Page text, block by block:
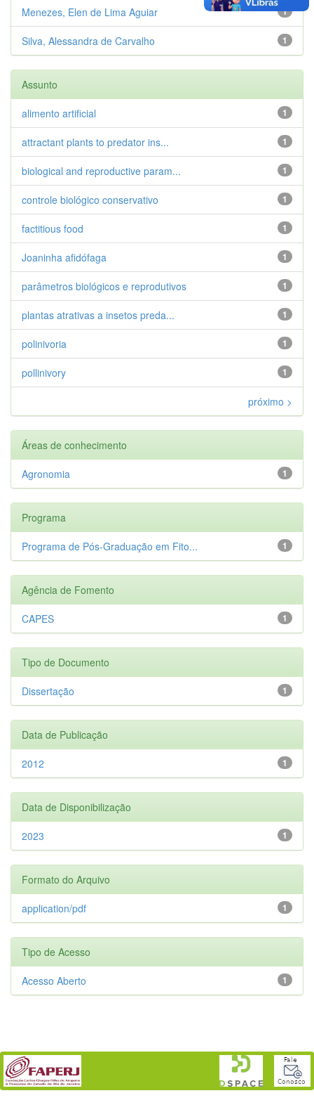
1
Menezes, Elen de Lima Aguiar
1
Silva, Alessandra de Carvalho
Assunto
1
alimento artificial
1
attractant plants to predator ins...
1
biological and reproductive param...
1
controle biológico conservativo
1
factitious food
1
Joaninha afidófaga
1
parâmetros biológicos e reprodutivos
1
plantas atrativas a insetos preda...
1
polinivoria
1
pollinivory
próximo >
Áreas de conhecimento
1
Agronomia
Programa
1
Programa de Pós-Graduação em Fito...
Agência de Fomento
1
CAPES
Tipo de Documento
1
Dissertação
Data de Publicação
1
2012
Data de Disponibilização
1
2023
Formato do Arquivo
1
application/pdf
Tipo de Acesso
1
Acesso Aberto